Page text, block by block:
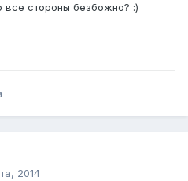
стороны безбожно? :)
2014